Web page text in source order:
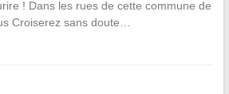
! Dans les rues de cette commune de
Croiserez sans doute…